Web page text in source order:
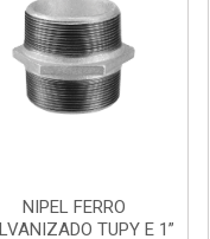
NIPEL FERRO
TUPY E 1”